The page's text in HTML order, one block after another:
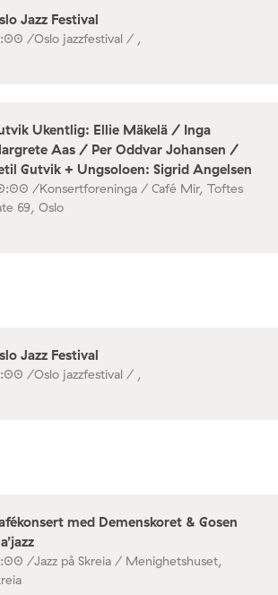
Jazz Festival
/Oslo jazzfestival / ,
Ukentlig: Ellie Mäkelä / Inga
Aas / Per Oddvar Johansen /
Gutvik + Ungsoloen: Sigrid Angelsen
/Konsertforeninga / Café Mir, Toftes
69, Oslo
Jazz Festival
/Oslo jazzfestival / ,
med Demenskoret & Gosen
/Jazz på Skreia / Menighetshuset,